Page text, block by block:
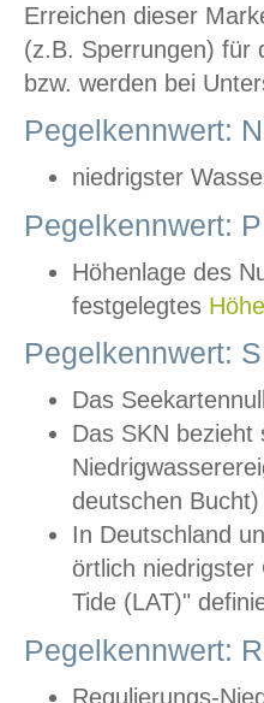
Erreichen dieser
(z.B. Sperrungen) für
bzw. werden bei
Pegelkennwert:
niedrigster
Pegelkennwert:
Höhenlage des
festgelegtes
Pegelkennwert:
Das
Das SKN
deutschen
In Deutschland
örtlich
Tide (LAT)"
Pegelkennwert:
Regulierungs-